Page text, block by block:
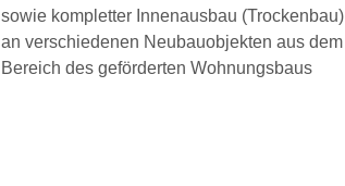
sowie kompletter Innenausbau (Trockenbau)
an verschiedenen Neubauobjekten aus dem
Bereich des geförderten Wohnungsbaus